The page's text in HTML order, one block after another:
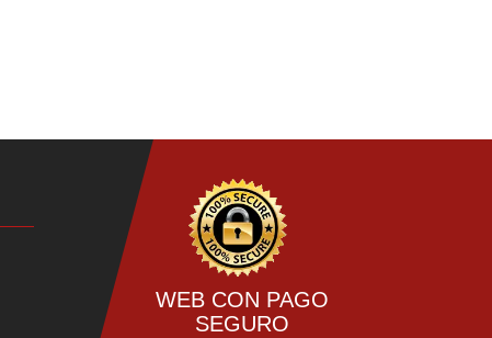
pueden
en
la
página
de
WEB CON PAGO
SEGURO